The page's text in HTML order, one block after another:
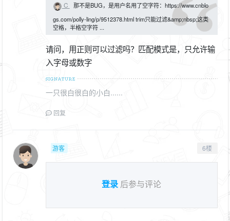
C
那不是BUG，是用户名用了空字符：https://www.cnblo
gs.com/polly-ling/p/9512378.html trim只能过滤&amp;nbsp;这类
空格，半格空字符 ...
请问，用正则可以过滤吗？匹配模式是，只允许输
入字母或数字
一只很白很白的小白......
回复
游客 6楼
登录 后参与评论